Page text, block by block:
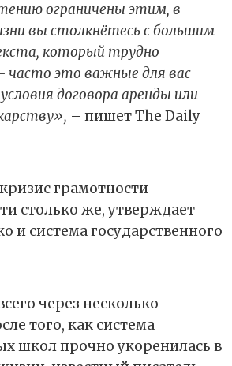
ограничены этим, в
вы столкнётесь с большим
который трудно
часто это важные для вас
договора аренды или
– пишет The Daily
грамотности
столько же, утверждает
и система государственного
через несколько
того, как система
школ прочно укоренилась в